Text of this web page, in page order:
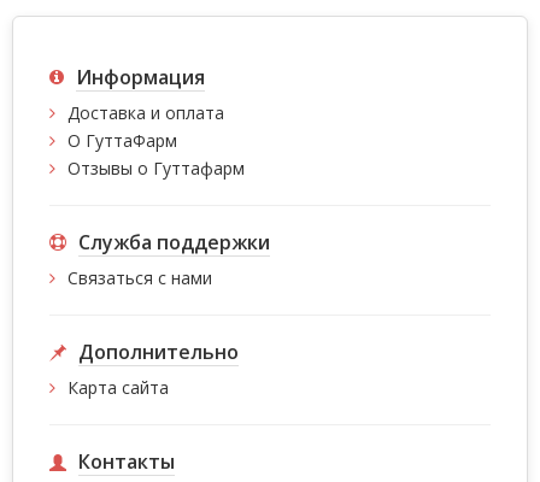
Информация
Доставка и оплата
О ГуттаФарм
Отзывы о Гуттафарм
Служба поддержки
Связаться с нами
Дополнительно
Карта сайта
Контакты